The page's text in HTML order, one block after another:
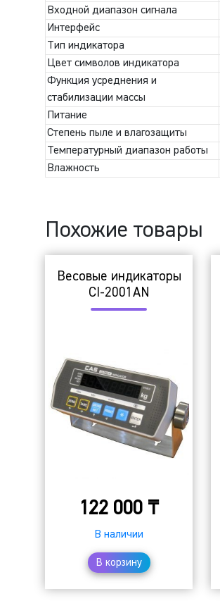
Входной диапазон сигнала
Интерфейс
Тип индикатора
Цвет символов индикатора
Функция усреднения и
стабилизации массы
Питание
Степень пыле и влагозащиты
Температурный диапазон работы
Влажность
Похожие товары
Весовые индикаторы
CI-2001AN
122 000 ₸
В наличии
В корзину